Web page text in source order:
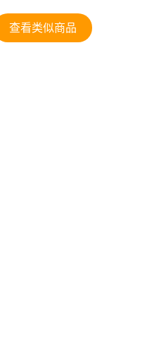
查看类似商品